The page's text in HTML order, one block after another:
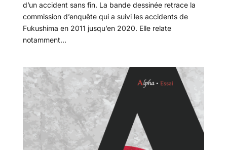
d’un accident sans fin. La bande dessinée retrace la
commission d’enquête qui a suivi les accidents de
Fukushima en 2011 jusqu’en 2020. Elle relate
notamment...